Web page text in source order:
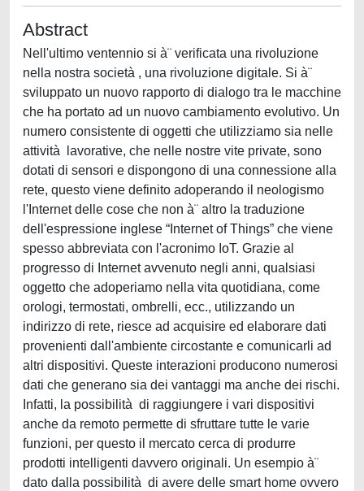
Abstract
Nell'ultimo ventennio si à¨ verificata una rivoluzione
nella nostra società , una rivoluzione digitale. Si à¨
sviluppato un nuovo rapporto di dialogo tra le macchine
che ha portato ad un nuovo cambiamento evolutivo. Un
numero consistente di oggetti che utilizziamo sia nelle
attività lavorative, che nelle nostre vite private, sono
dotati di sensori e dispongono di una connessione alla
rete, questo viene definito adoperando il neologismo
l'Internet delle cose che non à¨ altro la traduzione
dell'espressione inglese “Internet of Things” che viene
spesso abbreviata con l'acronimo IoT. Grazie al
progresso di Internet avvenuto negli anni, qualsiasi
oggetto che adoperiamo nella vita quotidiana, come
orologi, termostati, ombrelli, ecc., utilizzando un
indirizzo di rete, riesce ad acquisire ed elaborare dati
provenienti dall'ambiente circostante e comunicarli ad
altri dispositivi. Queste interazioni producono numerosi
dati che generano sia dei vantaggi ma anche dei rischi.
Infatti, la possibilità di raggiungere i vari dispositivi
anche da remoto permette di sfruttare tutte le varie
funzioni, per questo il mercato cerca di produrre
prodotti intelligenti davvero originali. Un esempio à¨
dato dalla possibilità di avere delle smart home ovvero